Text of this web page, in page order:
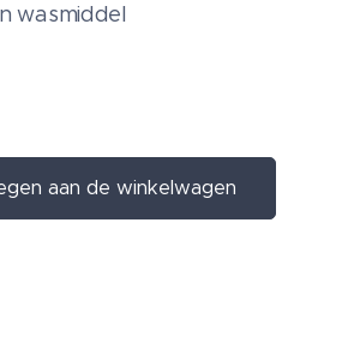
wasmiddel
aan de winkelwagen